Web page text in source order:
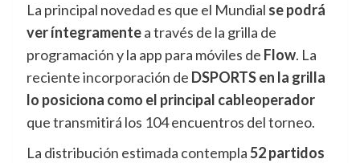
La principal novedad es que el Mundial se podrá
ver íntegramentea través de la grilla de
programación y la app para móviles de Flow. La
reciente incorporación de DSPORTS en la grilla
lo posiciona como el principal cableoperador
quetransmitirá los 104 encuentros del torneo.
La distribución estimada contempla52 partidos